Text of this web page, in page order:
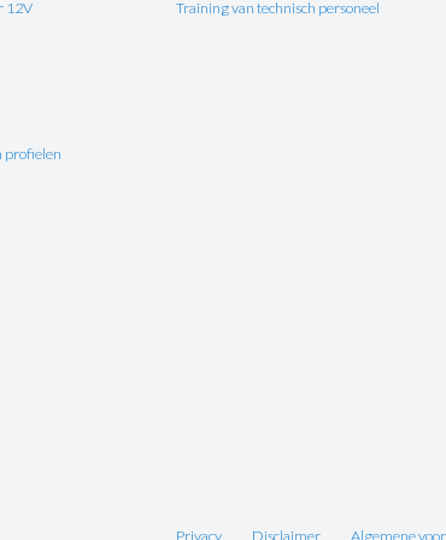
12V
profielen
Training van technisch personeel
Privacy Disclaimer Algemene